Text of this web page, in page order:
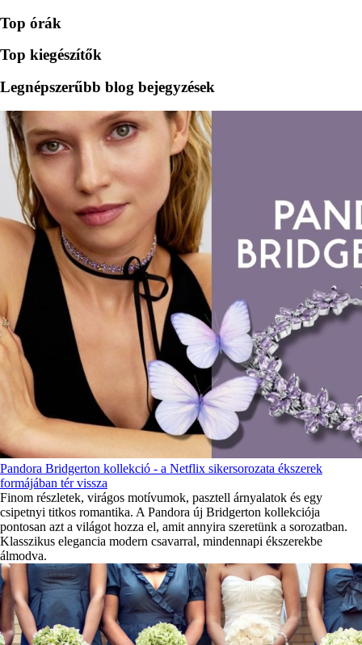
Top órák
Top kiegészítők
Legnépszerűbb blog bejegyzések
Pandora Bridgerton kollekció - a Netflix sikersorozata ékszerek
formájában tér vissza
Finom részletek, virágos motívumok, pasztell árnyalatok és egy
csipetnyi titkos romantika. A Pandora új Bridgerton kollekciója
pontosan azt a világot hozza el, amit annyira szeretünk a sorozatban.
Klasszikus elegancia modern csavarral, mindennapi ékszerekbe
álmodva.